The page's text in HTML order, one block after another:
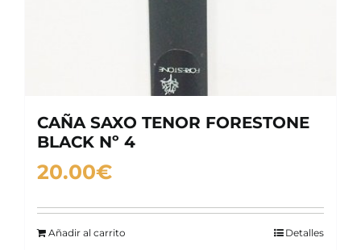
CAÑA SAXO TENOR FORESTONE
BLACK Nº 4
20.00€
Añadir al carrito Detalles